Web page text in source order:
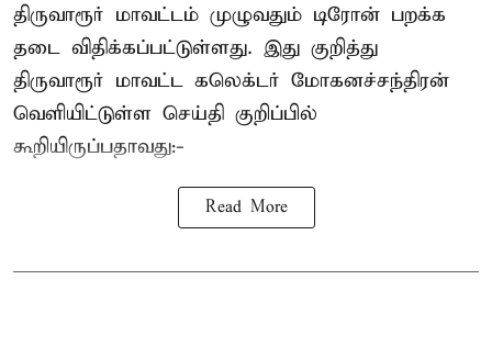
திருவாரூர் மாவட்டம் முழுவதும் டிரோன் பறக்க
தடை விதிக்கப்பட்டுள்ளது. இது குறித்து
திருவாரூர் மாவட்ட கலெக்டர் மோகனச்சந்திரன்
வெளியிட்டுள்ள செய்தி குறிப்பில்
கூறியிருப்பதாவது:-
Read More